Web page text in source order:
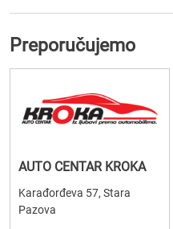
Preporučujemo
AUTO CENTAR KROKA
Karađorđeva 57, Stara
Pazova